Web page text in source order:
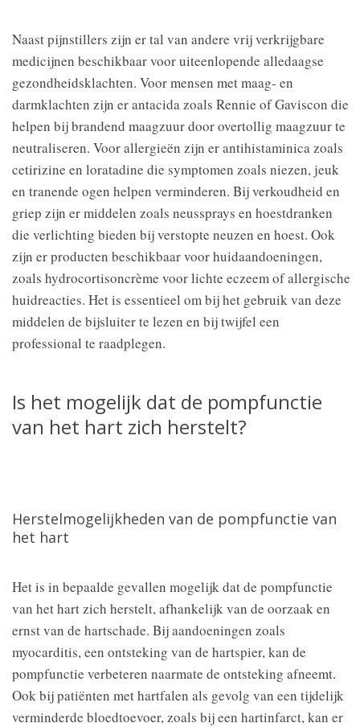
Naast pijnstillers zijn er tal van andere vrij verkrijgbare
medicijnen beschikbaar voor uiteenlopende alledaagse
gezondheidsklachten. Voor mensen met maag- en
darmklachten zijn er antacida zoals Rennie of Gaviscon die
helpen bij brandend maagzuur door overtollig maagzuur te
neutraliseren. Voor allergieën zijn er antihistaminica zoals
cetirizine en loratadine die symptomen zoals niezen, jeuk
en tranende ogen helpen verminderen. Bij verkoudheid en
griep zijn er middelen zoals neussprays en hoestdranken
die verlichting bieden bij verstopte neuzen en hoest. Ook
zijn er producten beschikbaar voor huidaandoeningen,
zoals hydrocortisoncrème voor lichte eczeem of allergische
huidreacties. Het is essentieel om bij het gebruik van deze
middelen de bijsluiter te lezen en bij twijfel een
professional te raadplegen.
Is het mogelijk dat de pompfunctie
van het hart zich herstelt?
Herstelmogelijkheden van de pompfunctie van
het hart
Het is in bepaalde gevallen mogelijk dat de pompfunctie
van het hart zich herstelt, afhankelijk van de oorzaak en
ernst van de hartschade. Bij aandoeningen zoals
myocarditis, een ontsteking van de hartspier, kan de
pompfunctie verbeteren naarmate de ontsteking afneemt.
Ook bij patiënten met hartfalen als gevolg van een tijdelijk
verminderde bloedtoevoer, zoals bij een hartinfarct, kan er